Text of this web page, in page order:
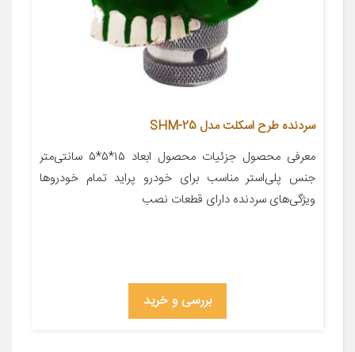
سردنده طرح اسکلت مدل SHM-25
معرفی محصول جزئیات محصول ابعاد ۱۵*۵*۵ سانتی‌متر
جنس پلی‌استر مناسب برای خودرو پراید تمام خودروها
ویژگی‌های سردنده دارای قطعات نصب
بررسی و خرید